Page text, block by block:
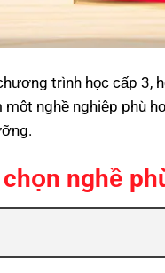
trình học cấp
một nghề nghiệp phù
nghề